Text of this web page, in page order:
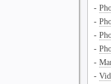
-
-
-
-
-
-